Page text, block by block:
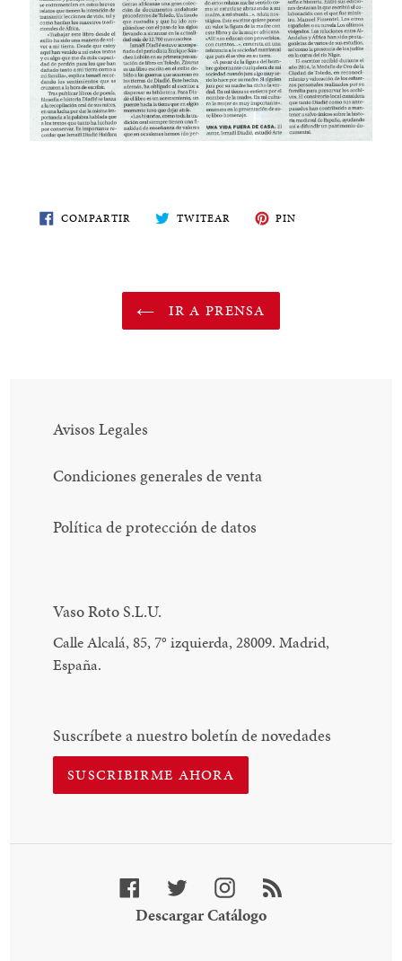
COMPARTIR COMPARTE
EN
TWITEAR TWITEA
EN
PIN
IR A PRENSA
Avisos Legales
Condiciones generales de venta
Política de protección de datos
Vaso Roto S.L.U.
Calle Alcalá, 85, 7° izquierda, 28009. Madrid,
España.
Suscríbete a nuestro boletín de novedades
SUSCRIBIRME AHORA
Facebook TwitterInstagram
Descargar CatálogoDescargar